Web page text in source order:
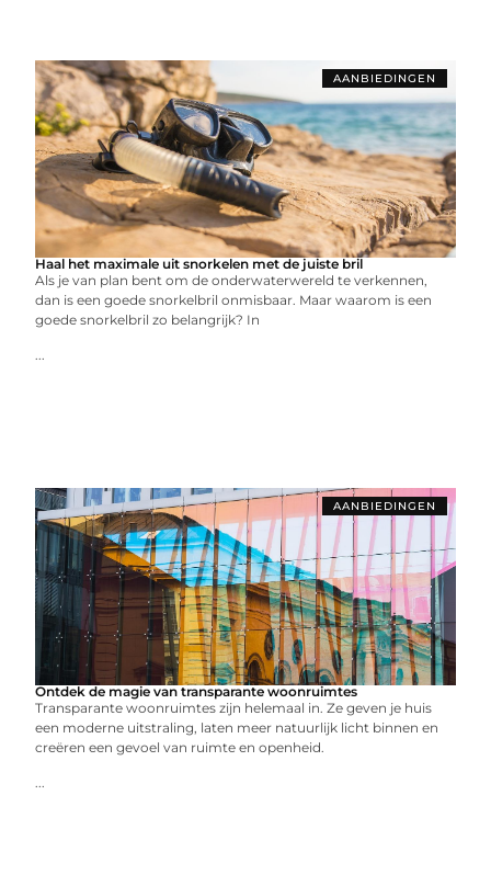
AANBIEDINGEN
Haal het maximale uit snorkelen met de juiste bril
Als je van plan bent om de onderwaterwereld te verkennen,
dan is een goede snorkelbril onmisbaar. Maar waarom is een
goede snorkelbril zo belangrijk? In
...
AANBIEDINGEN
Ontdek de magie van transparante woonruimtes
Transparante woonruimtes zijn helemaal in. Ze geven je huis
een moderne uitstraling, laten meer natuurlijk licht binnen en
creëren een gevoel van ruimte en openheid.
...